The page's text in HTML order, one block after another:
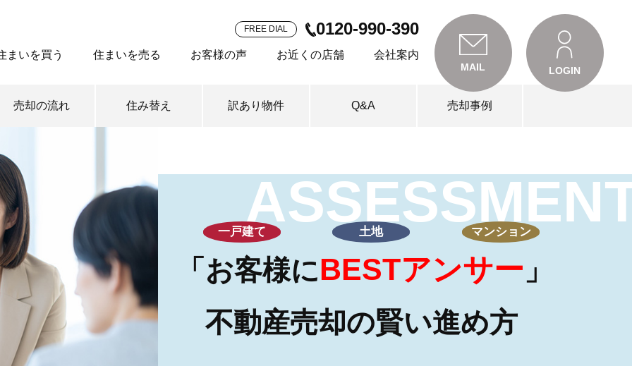
まいを買う 住まいを売る お客様の声 お近くの店舗 会社案内
FREE DIAL 0120-990-390
MAIL LOGIN
売却の流れ 住み替え 訳あり物件 Q&A 売却事例
一戸建て 土地 マンション
「お客様にBESTアンサー 」
不動産売却の賢い進め方